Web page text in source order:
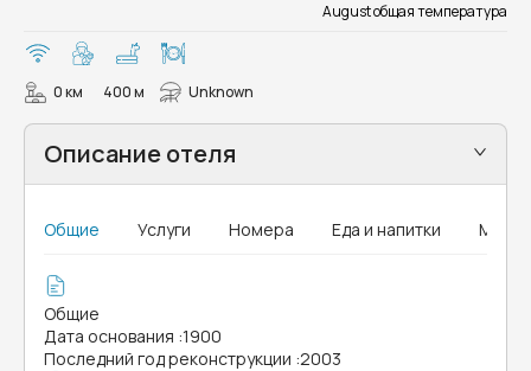
August общая температура
0 км 400 м Unknown
Описание отеля
Общие Услуги Номера Еда и напитки Мыши
Общие
Дата основания :1900
Последний год реконструкции :2003